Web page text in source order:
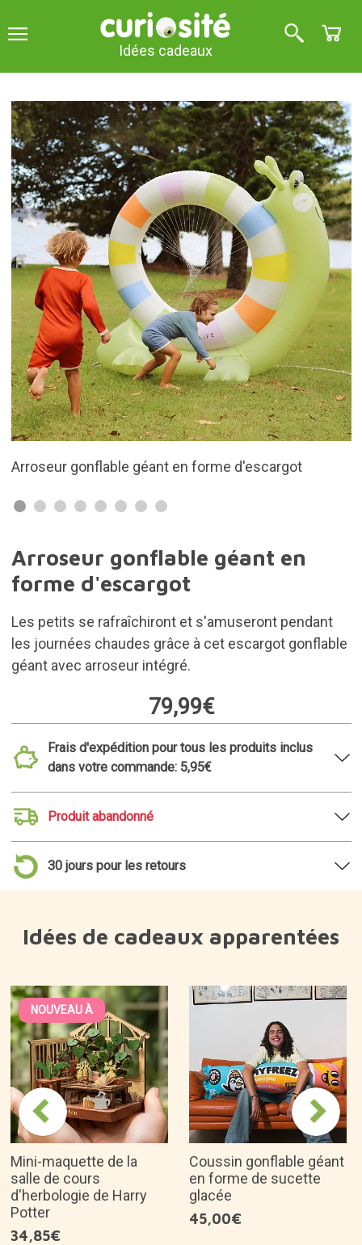
Idées cadeaux
forme d'escargot Il mesure 1,65 mètre
Arroseur gonflable géant en
forme d'escargot
Les petits se rafraîchiront et s'amuseront pendant
les journées chaudes grâce à cet escargot gonflable
géant avec arroseur intégré.
79,99€
Frais d'expédition pour tous les produits inclus
dans votre commande: 5,95€
Produit abandonné
30 jours pour les retours
Idées de cadeaux apparentées
NOUVEAU À
Mini-maquette de la
salle de cours
d'herbologie de Harry
Potter
34,85€
Coussin gonflable géant
en forme de sucette
glacée
45,00€